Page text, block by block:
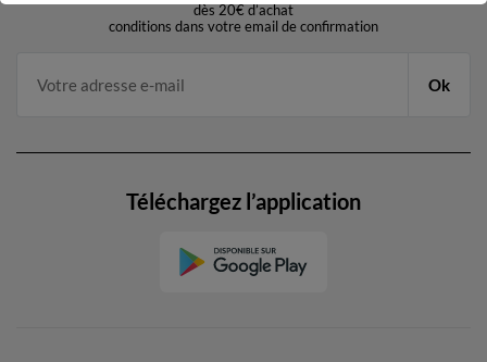
dès 20€ d’achat
conditions dans votre email de confirmation
Ok
Téléchargez l’application